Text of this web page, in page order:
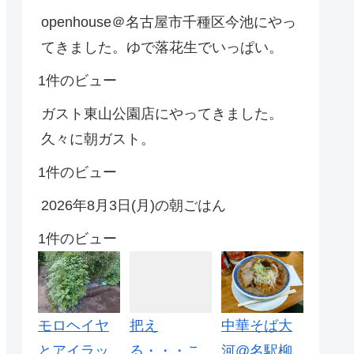
openhouse＠名古屋市千種区今池にやっ
てきました。ゆで落花生でいっぱい。
1件のビュー
ガスト東山公園店にやってきました。
久々に朝ガスト。
1件のビュー
2026年8月3日(月)の朝ごはん
1件のビュー
モロヘイヤ
とアイラッ
把え
る・・・こ
中華そば大
河@名駅柳